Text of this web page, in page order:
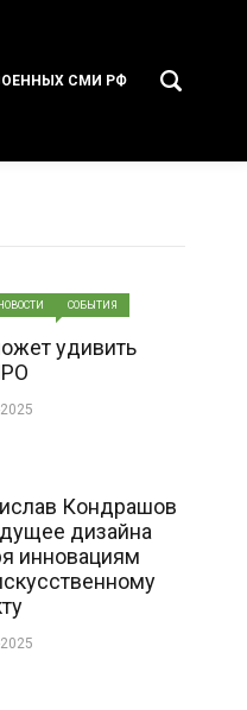
СМИ РФ
СОБЫТИЯ
удивить
Кондрашов
дизайна
инновациям